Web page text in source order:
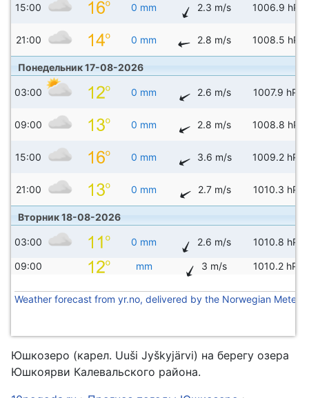
15:00 0 mm 2.3 m/s 1006.9 hPa
21:00 0 mm 2.8 m/s 1008.5 hPa
Понедельник 17-08-2026
03:00 0 mm 2.6 m/s 1007.9 hPa
09:00 0 mm 2.8 m/s 1008.8 hPa
15:00 0 mm 3.6 m/s 1009.2 hPa
21:00 0 mm 2.7 m/s 1010.3 hPa
Вторник 18-08-2026
03:00 0 mm 2.6 m/s 1010.8 hPa
09:00 mm 3 m/s 1010.2 hPa
Weather forecast from yr.no, delivered by the Norwegian
Юшкозеро (карел. Uuši Jyškyjärvi) на берегу озера
Юшкоярви Калевальского района.